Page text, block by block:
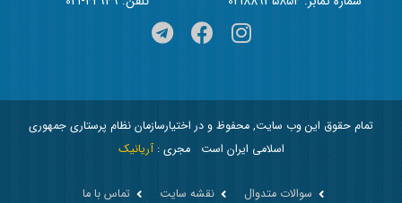
تمام حقوق این وب سایت, محفوظ و در اختیارسازمان نظام پرستاری جمهوری
اسلامی ایران است
مجری :آریانیک
سوالات متدوال نقشه سایت تماس با ما